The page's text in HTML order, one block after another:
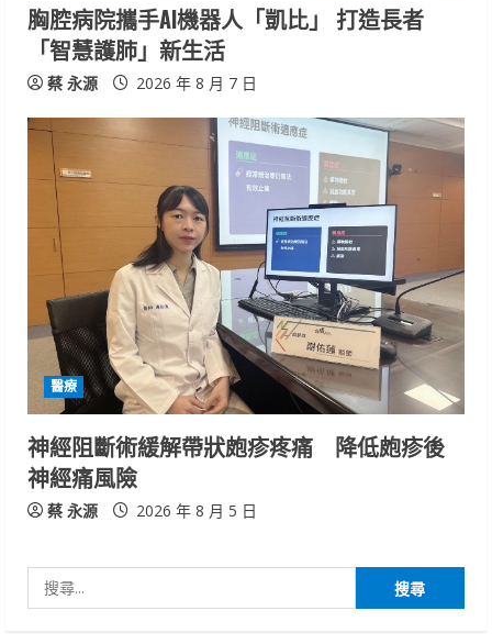
胸腔病院攜手AI機器人「凱比」 打造長者
「智慧護肺」新生活
蔡 永源 2026 年 8 月 7 日
醫療
神經阻斷術緩解帶狀皰疹疼痛 降低皰疹後
神經痛風險
蔡 永源 2026 年 8 月 5 日
尋